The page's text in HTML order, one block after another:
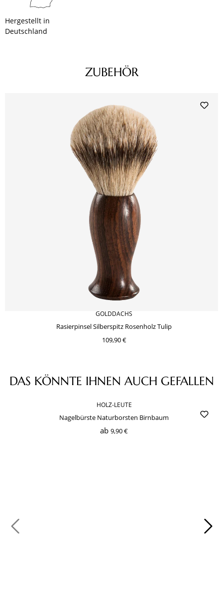
Hergestellt in
Deutschland
Produktgalerie überspringen
ZUBEHÖR
GOLDDACHS
Rasierpinsel Silberspitz Rosenholz Tulip
109,90 €
Produktgalerie überspringen
DAS KÖNNTE IHNEN AUCH GEFALLEN
HOLZ-LEUTE
Nagelbürste Naturborsten Birnbaum
ab 9,90 €